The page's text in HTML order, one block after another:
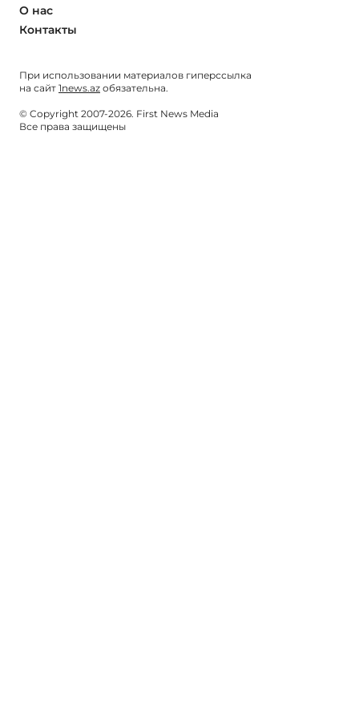
О нас
Контакты
При использовании материалов гиперссылка
на сайт 1news.az обязательна.
© Copyright 2007-2026. First News Media
Все права защищены